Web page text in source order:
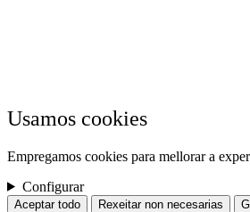
Usamos cookies
Empregamos cookies para mellorar a
Configurar
Aceptar todo Rexeitar non necesarias